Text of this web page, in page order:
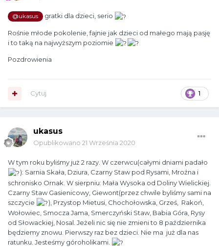
@ukasus gratki dla dzieci, serio
Rośnie młode pokolenie, fajnie jak dzieci od małego mają pasję
i to taką na najwyższym poziomie
Pozdrowienia
1
Cytuj
ukasus
Opublikowano 21 Września 2020
W tym roku byliśmy już 2 razy. W czerwcu(całymi dniami padało
): Sarnia Skała, Dziura, Czarny Staw pod Rysami, Mroźna i
schronisko Ornak. W sierpniu: Mała Wysoka od Doliny Wielickiej.
Czarny Staw Gasienicowy, Giewont(przez chwile byliśmy sami na
szczycie
), Przystop Mietusi, Chochołowska, Grześ, Rakoń,
Wołowiec, Smocza Jama, Smerczyński Staw, Babia Góra, Rysy
od Słowackiej, Nosal. Jeżeli nic się nie zmieni to 8 października
będziemy znowu. Pierwszy raz bez dzieci. Nie ma już dla nas
ratunku. Jesteśmy góroholikami.